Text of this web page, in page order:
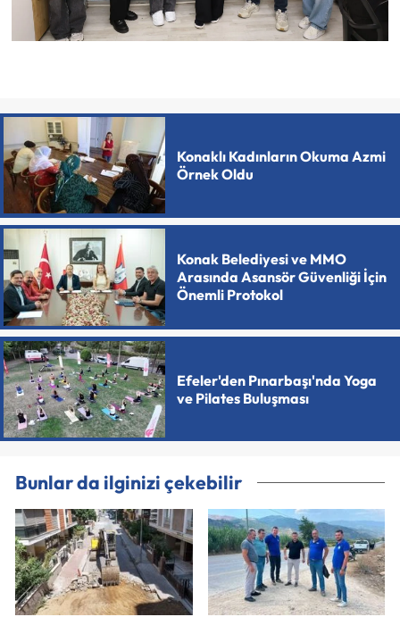
Konaklı Kadınların Okuma Azmi
Örnek Oldu
Konak Belediyesi ve MMO
Arasında Asansör Güvenliği İçin
Önemli Protokol
Efeler'den Pınarbaşı'nda Yoga
ve Pilates Buluşması
Bunlar da ilginizi çekebilir